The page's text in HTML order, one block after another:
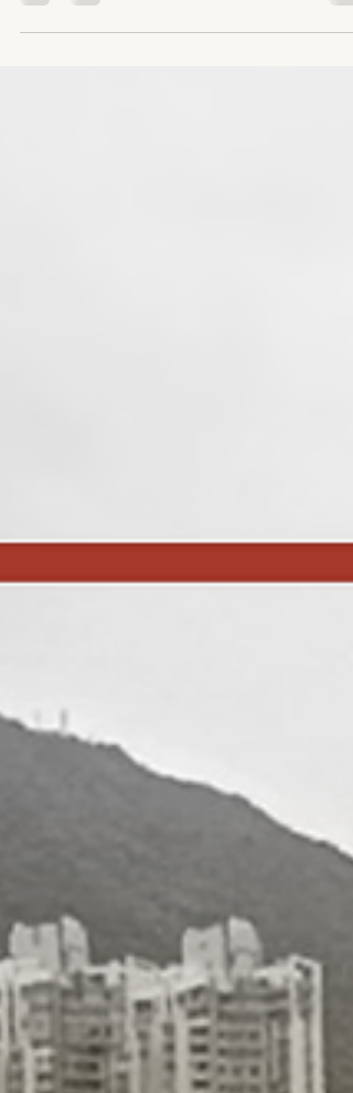
ersten Überblick über Sprachen, Dialekte und